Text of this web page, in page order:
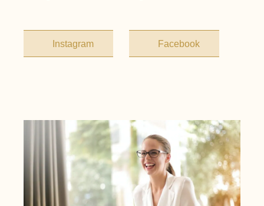
Instagram Facebook